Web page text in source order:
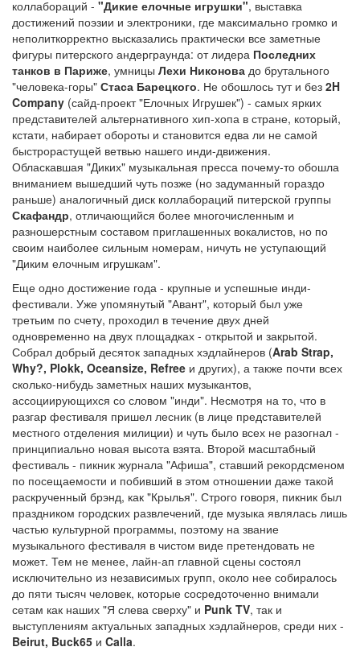
коллабораций - "Дикие елочные игрушки", выставка
достижений поэзии и электроники, где максимально громко и
неполиткорректно высказались практически все заметные
фигуры питерского андерграунда: от лидера Последних
танков в Париже, умницы Лехи Никонова до брутального
"человека-горы" Стаса Барецкого. Не обошлось тут и без 2H
Company (сайд-проект "Елочных Игрушек") - самых ярких
представителей альтернативного хип-хопа в стране, который,
кстати, набирает обороты и становится едва ли не самой
быстрорастущей ветвью нашего инди-движения.
Обласкавшая "Диких" музыкальная пресса почему-то обошла
вниманием вышедший чуть позже (но задуманный гораздо
раньше) аналогичный диск коллабораций питерской группы
Скафандр, отличающийся более многочисленным и
разношерстным составом приглашенных вокалистов, но по
своим наиболее сильным номерам, ничуть не уступающий
"Диким елочным игрушкам".
Еще одно достижение года - крупные и успешные инди-
фестивали. Уже упомянутый "Авант", который был уже
третьим по счету, проходил в течение двух дней
одновременно на двух площадках - открытой и закрытой.
Собрал добрый десяток западных хэдлайнеров (Arab Strap,
Why?, Plokk, Oceansize, Refree и других), а также почти всех
сколько-нибудь заметных наших музыкантов,
ассоциирующихся со словом "инди". Несмотря на то, что в
разгар фестиваля пришел лесник (в лице представителей
местного отделения милиции) и чуть было всех не разогнал -
принципиально новая высота взята. Второй масштабный
фестиваль - пикник журнала "Афиша", ставший рекордсменом
по посещаемости и побивший в этом отношении даже такой
раскрученный брэнд, как "Крылья". Строго говоря, пикник был
праздником городских развлечений, где музыка являлась лишь
частью культурной программы, поэтому на звание
музыкального фестиваля в чистом виде претендовать не
может. Тем не менее, лайн-ап главной сцены состоял
исключительно из независимых групп, около нее собиралось
до пяти тысяч человек, которые сосредоточенно внимали
сетам как наших "Я слева сверху" и Punk TV, так и
выступлениям актуальных западных хэдлайнеров, среди них -
Beirut, Buck65 и Calla.